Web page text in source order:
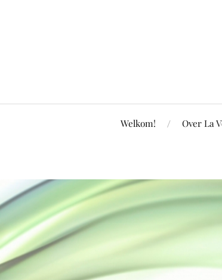
Welkom! Over La